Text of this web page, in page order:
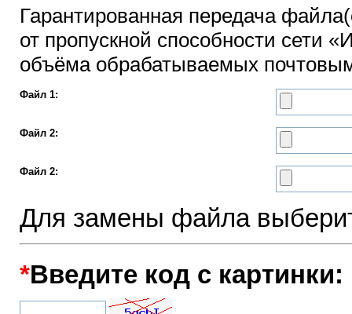
Гарантированная передача
от пропускной способности сети
объёма обрабатываемых
Файл 1:
Файл 2:
Файл 2:
Для замены файла
*Введите код с картинки: